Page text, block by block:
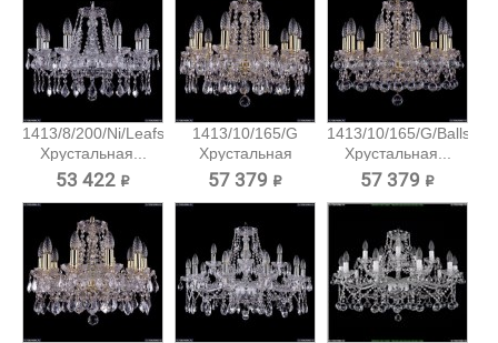
1413/8/200/Ni/Leafs
Хрустальная...
53 422 ₽
1413/10/165/G
Хрустальная
подвесная...
57 379 ₽
1413/10/165/G/Balls
Хрустальная...
57 379 ₽